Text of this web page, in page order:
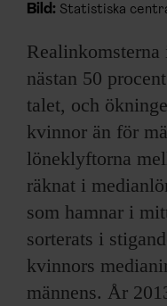
OM F&F
Bild: Statistiska
nästan 50
talet, och
kvinnor än för
löneklyftorna
räknat i
som hamnar i
sorterats i
kvinnors
männens. År